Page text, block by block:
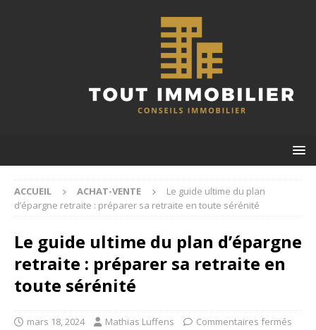
ACCUEIL ACHAT-VENTE
Le guide ultime du plan
d’épargne retraite : préparer sa retraite en toute sérénité
Le guide ultime du plan d’épargne
retraite : préparer sa retraite en
toute sérénité
mars 18, 2024 Mathias Luffens Commentaires fermés